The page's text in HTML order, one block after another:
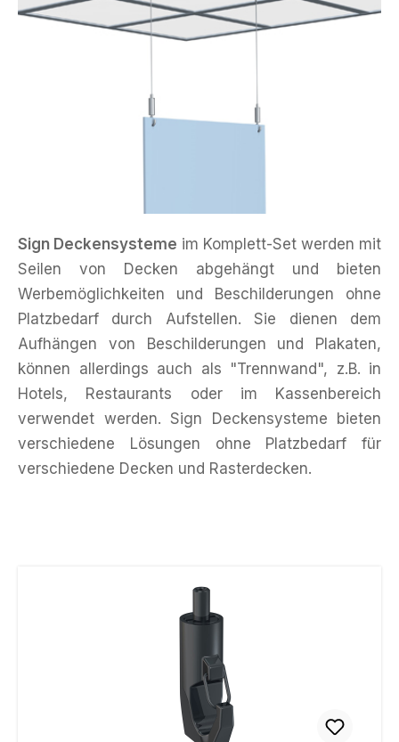
Sign Deckensysteme im Komplett-Set werden mit
Seilen von Decken abgehängt und bieten
Werbemöglichkeiten und Beschilderungen ohne
Platzbedarf durch Aufstellen. Sie dienen dem
Aufhängen von Beschilderungen und Plakaten,
können allerdings auch als "Trennwand", z.B. in
Hotels, Restaurants oder im Kassenbereich
verwendet werden. Sign Deckensysteme bieten
verschiedene Lösungen ohne Platzbedarf für
verschiedene Decken und Rasterdecken.